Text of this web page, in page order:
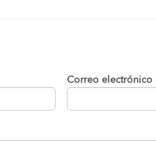
Correo electrónico